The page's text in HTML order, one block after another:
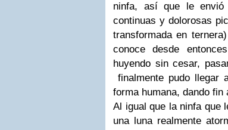
ninfa, así que le envió
continuas y dolorosas
transformada en
conoce desde
huyendo sin cesar,
finalmente pudo llegar
forma humana, dando
Al igual que la ninfa que
una luna realmente